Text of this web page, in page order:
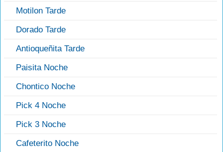
Motilon Tarde
Dorado Tarde
Antioqueñita Tarde
Paisita Noche
Chontico Noche
Pick 4 Noche
Pick 3 Noche
Cafeterito Noche